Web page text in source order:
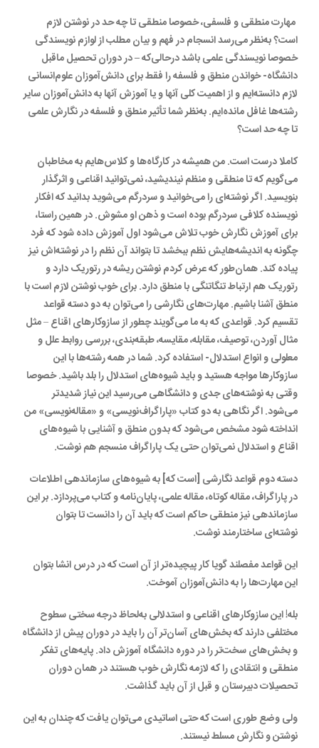
مهارت منطقی و فلسفی، خصوصا منطقی تا چه حد در نوشتن لازم
است؟ به‌نظر می‌رسد انسجام در فهم و بیان مطلب از لوازم نویسندگی
خصوصا نویسندگی علمی باشد درحالی‌که – در دوران تحصیل ماقبل
دانشگاه- خواندن منطق و فلسفه را فقط برای دانش‌آموزان علوم‌انسانی
لازم دانسته‌ایم و از اهمیت کلی آنها و یا آموزش آنها به دانش‌آموزان سایر
رشته‌ها غافل مانده‌ایم. به‌نظر شما تأثیر منطق و فلسفه در نگارش علمی
تا چه حد است؟
کاملا درست است. من همیشه در کارگاه‌ها و کلاس‌هایم به مخاطبان
می‌گویم که تا منطقی و منظم نیندیشید، نمی‌توانید اقناعی و اثرگذار
بنویسید. اگر نوشته‌ای را می‌خوانید و سردرگم می‌شوید بدانید که افکار
نویسنده کلافی سردرگم بوده است و ذهن او مشوش. در همین راستا،
برای آموزش نگارش خوب تلاش می‌شود اول آموزش داده شود که فرد
چگونه به اندیشه‌هایش نظم ببخشد تا بتواند آن نظم را در نوشته‌اش نیز
پیاده کند. همان‌طور که عرض کردم نوشتن ریشه در رتوریک دارد و
رتوریک هم ارتباط تنگاتنگی با منطق دارد. برای خوب نوشتن لازم است با
منطق آشنا باشیم. مهارت‌های نگارشی را می‌توان به دو دسته قواعد
تقسیم کرد. قواعدی که به ما می‌گویند چطور از سازوکارهای اقناع – مثل
مثال آوردن، توصیف، مقابله، مقایسه، طبقه‌بندی، بررسی روابط علل و
معلولی و انواع استدلال- استفاده کرد. شما در همه رشته‌ها با این
سازوکارها مواجه هستید و باید شیوه‌های استدلال را بلد باشید. خصوصا
وقتی به نوشته‌های جدی و دانشگاهی می‌رسید این نیاز شدیدتر
می‌شود. اگر نگاهی به دو کتاب «پاراگراف‌نویسی» و «مقاله‌نویسی» من
انداخته شود مشخص می‌شود که بدون منطق و آشنایی با شیوه‌های
اقناع و استدلال نمی‌توان حتی یک پاراگراف منسجم هم نوشت.
دسته دوم قواعد نگارشی [است که] به شیوه‌های سازماندهی اطلاعات
در پاراگراف، مقاله کوتاه، مقاله علمی، پایان‌نامه و کتاب می‌پردازد. بر این
سازماندهی نیز منطقی حاکم است که باید آن را دانست تا بتوان
نوشته‌ای ساختارمند نوشت.
این قواعد مفصلند گویا کار پیچیده‌تر از آن است که در درس انشا بتوان
این مهارت‌ها را به دانش‌آموزان آموخت.
بله! این سازوکارهای اقناعی و استدلالی به‌لحاظ درجه سختی سطوح
مختلفی دارند که بخش‌های آسان‌تر آن را باید در دوران پیش از دانشگاه
و بخش‌های سخت‌‌تر را در دوره دانشگاه آموزش داد. پایه‌های تفکر
منطقی و انتقادی را که لازمه نگارش خوب هستند در همان دوران
تحصیلات دبیرستان و قبل از آن باید گذاشت.
ولی وضع طوری است که حتی اساتیدی می‌توان یافت که چندان به این
نوشتن و نگارش مسلط نیستند.